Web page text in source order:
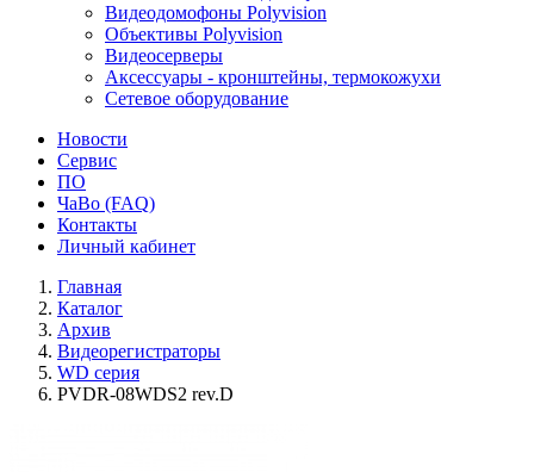
Видеодомофоны Polyvision
Объективы Polyvision
Видеосерверы
Аксессуары - кронштейны, термокожухи
Сетевое оборудование
Новости
Сервис
ПО
ЧаВо (FAQ)
Контакты
Личный кабинет
Главная
Каталог
Архив
Видеорегистраторы
WD серия
PVDR-08WDS2 rev.D